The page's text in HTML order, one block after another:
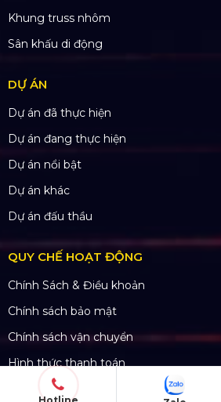
Khung truss nhôm
Sân khấu di động
DỰ ÁN
Dự án đã thực hiện
Dự án đang thực hiện
Dự án nổi bật
Dự án khác
Dự án đấu thầu
QUY CHẾ HOẠT ĐỘNG
Chính Sách & Điều khoản
Chính sách bảo mật
Chính sách vận chuyển
Hình thức thanh toán
Chính sách thành viên